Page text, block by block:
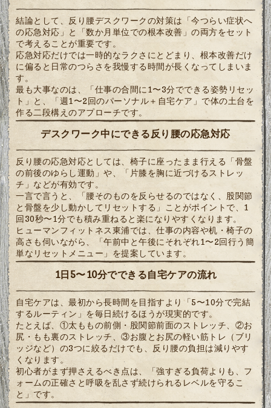
結論として、反り腰デスクワークの対策は「今つらい症状へ
の応急対応」と「数か月単位での根本改善」の両方をセット
で考えることが重要です。
応急対応だけでは一時的なラクさにとどまり、根本改善だけ
に偏ると日常のつらさを我慢する時間が長くなってしまいま
す。
最も大事なのは、「仕事の合間に1〜3分でできる姿勢リセッ
ト」と、「週1〜2回のパーソナル＋自宅ケア」で体の土台を
作る二段構えのアプローチです。
デスクワーク中にできる反り腰の応急対応
反り腰の応急対応としては、椅子に座ったまま行える「骨盤
の前後のゆらし運動」や、「片膝を胸に近づけるストレッ
チ」などが有効です。
一言で言うと、「腰そのものを反らせるのではなく、股関節
と骨盤を少し動かしてリセットする」ことがポイントで、1
回30秒〜1分でも積み重ねると楽になりやすくなります。
ヒューマンフィットネス東浦では、仕事の内容や机・椅子の
高さも伺いながら、「午前中と午後にそれぞれ1〜2回行う簡
単なリセットメニュー」を提案しています。
1日5〜10分でできる自宅ケアの流れ
自宅ケアは、最初から長時間を目指すより「5〜10分で完結
するルーティン」を毎日続けるほうが現実的です。
たとえば、①太ももの前側・股関節前面のストレッチ、②お
尻・もも裏のストレッチ、③お腹とお尻の軽い筋トレ（ブリ
ッジなど）の3つに絞るだけでも、反り腰の負担は減りやす
くなります。
初心者がまず押さえるべき点は、「強すぎる負荷よりも、フ
ォームの正確さと呼吸を乱さず続けられるレベルを守るこ
と」です。